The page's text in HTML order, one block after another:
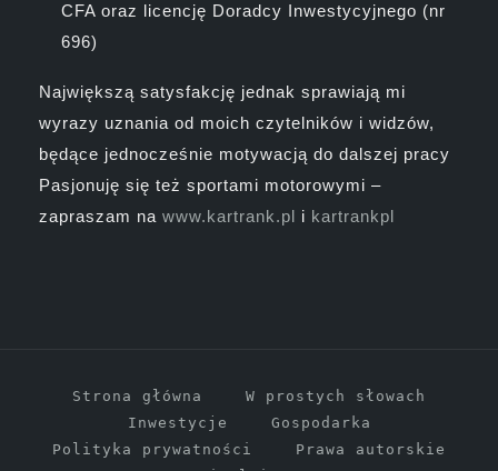
CFA oraz licencję Doradcy Inwestycyjnego (nr
696)
Największą satysfakcję jednak sprawiają mi
wyrazy uznania od moich czytelników i widzów,
będące jednocześnie motywacją do dalszej pracy
Pasjonuję się też sportami motorowymi –
zapraszam na www.kartrank.pl i kartrankpl
Strona główna
W prostych słowach
Inwestycje
Gospodarka
Polityka prywatności
Prawa autorskie